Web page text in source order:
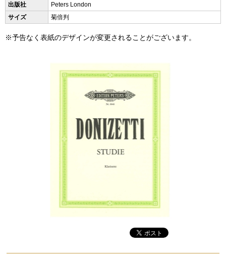
出版社
Peters London
サイズ
菊倍判
※予告なく表紙のデザインが変更されることがございます。